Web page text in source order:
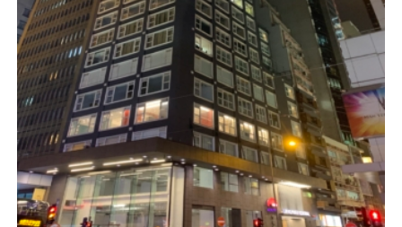
砵甸乍街4號
項目管理